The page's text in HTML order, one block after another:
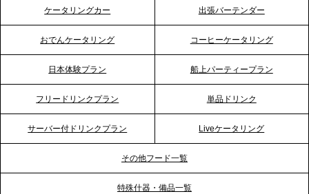
プレスリリースのご案内｜「温かな食」が会話のス
イッチに。新入社員研修で《食体験としてのケータ
テーブル、横浜事務所を新設。神奈川エリアのサー
ビス提供体制を強化し、質の高い「場づくり」をサ
ケータリングカー 出張バーテンダー
おでんケータリング コーヒーケータリング
日本体験プラン 船上パーティープラン
フリードリンクプラン 単品ドリンク
サーバー付ドリンクプラン Liveケータリング
その他フード一覧
特殊什器・備品一覧